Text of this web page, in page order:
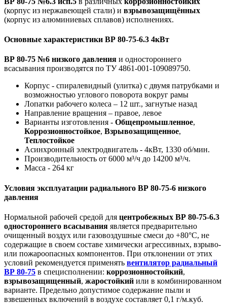
(корпус из нержавеющей стали) и взрывозащищённых
(корпус из алюминиевых сплавов) исполнениях.
Основные характеристики ВР 80-75-6.3 4кВт
ВР 80-75 №6 низкого давления и одностороннего
всасывания производятся по ТУ 4861-001-109089750.
Корпус - спиралевидный (улитка) с двумя патрубками и
возможностью углового поворота вокруг рамы
Лопатки рабочего колеса – 12 шт., загнутые назад
Направление вращения – правое, левое
Варианты изготовления - Общепромышленное,
Коррозионностойкое, Взрывозащищенное,
Теплостойкое
Асинхронный электродвигатель - 4кВт, 1330 об/мин.
Производительность от 6000 м³/ч до 14200 м³/ч.
Масса - 264 кг
Условия эксплуатации радиального ВР 80-75-6 низкого
давления
Нормальной рабочей средой для центробежных ВР 80-75-6.3
одностороннего всасывания является предварительно
очищенный воздух или газовоздушные смеси до +80°С, не
содержащие в своем составе химически агрессивных, взрыво-
или пожароопасных компонентов. При отклонении от этих
условий рекомендуется применять вентилятор радиальный
ВР 80-75 в специсполнении: коррозионностойкий,
взрывозащищенный, жаростойкий или в комбинированном
варианте. Предельно допустимое содержание пыли и
взвешенных включений в воздухе составляет 0,1 г/м.куб.